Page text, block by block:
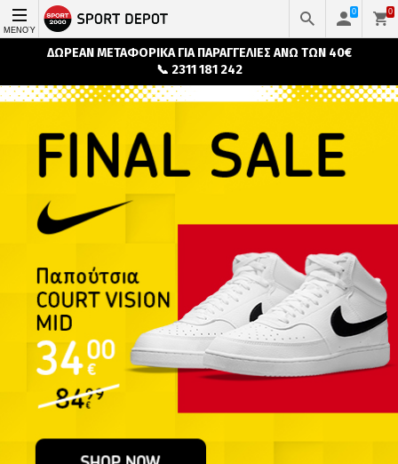
ΔΩΡΕΑΝ ΜΕΤΑΦΟΡΙΚΑ ΓΙΑ ΠΑΡΑΓΓΕΛΙΕΣ ΑΝΩ ΤΩΝ 40€
📞 2311 181 242
ΜΕΝΟΎ
0 0